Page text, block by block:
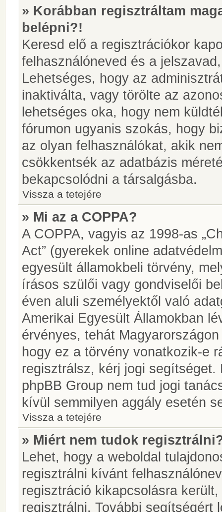
» Korábban regisztráltam
belépni?!
Keresd elő a regisztrációkor
felhasználóneved és a
Lehetséges, hogy az
inaktiválta, vagy törölte az
lehetséges oka, hogy nem
fórumon ugyanis szokás, hogy
az olyan felhasználókat, akik
csökkentsék az adatbázis
bekapcsolódni a társalgásba.
Vissza a tetejére
» Mi az a COPPA?
A COPPA, vagyis az 1998-as
Act” (gyerekek online
egyesült államokbeli törvény,
írásos szülői vagy gondviselői
éven aluli személyektől való
Amerikai Egyesült Államokban
érvényes, tehát
hogy ez a törvény vonatkozik-e
regisztrálsz, kérj jogi
phpBB Group nem tud jogi
kívül semmilyen aggály esetén
Vissza a tetejére
» Miért nem tudok
Lehet, hogy a weboldal
regisztrálni kívánt
regisztráció kikapcsolásra
regisztrálni. További segítségért